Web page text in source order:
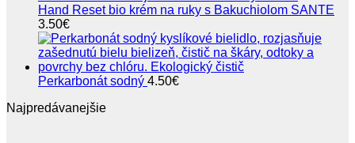
Hand Reset bio krém na ruky s Bakuchiolom SANTE
3.50€
Perkarbonát sodný 4.50€
Najpredávanejšie